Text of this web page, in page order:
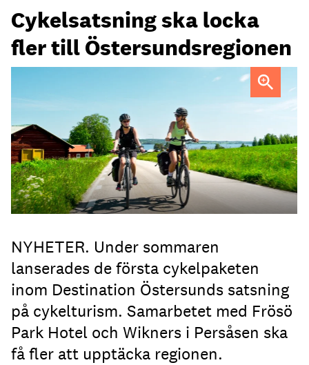
Cykelsatsning ska locka
fler till Östersundsregionen
NYHETER. Under sommaren
lanserades de första cykelpaketen
inom Destination Östersunds satsning
på cykelturism. Samarbetet med Frösö
Park Hotel och Wikners i Persåsen ska
få fler att upptäcka regionen.